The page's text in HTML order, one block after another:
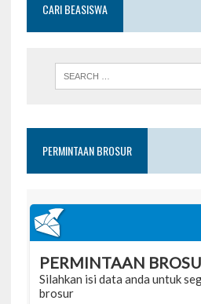
CARI BEASISWA
PERMINTAAN BROSUR